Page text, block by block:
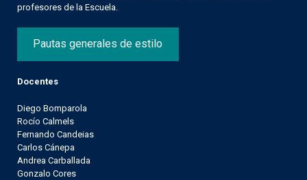
profesores de la Escuela.
Pautas generales de estilo
Docentes
Diego Bomparola
Rocío Calmels
Fernando Candeias
Carlos Cánepa
Andrea Carballada
Gonzalo Cores